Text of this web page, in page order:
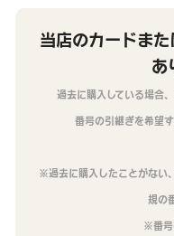
当店のカードま
あ
過去に購入している場合
番号の引継ぎを希望
※過去に購入したことがない
規の
※番号